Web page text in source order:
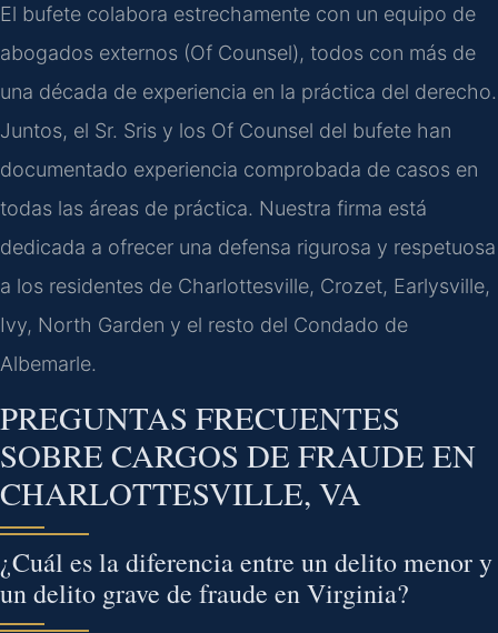
El bufete colabora estrechamente con un equipo de
abogados externos (Of Counsel), todos con más de
una década de experiencia en la práctica del derecho.
Juntos, el Sr. Sris y los Of Counsel del bufete han
documentado experiencia comprobada de casos en
todas las áreas de práctica. Nuestra firma está
dedicada a ofrecer una defensa rigurosa y respetuosa
a los residentes de Charlottesville, Crozet, Earlysville,
Ivy, North Garden y el resto del Condado de
Albemarle.
PREGUNTAS FRECUENTES
SOBRE CARGOS DE FRAUDE EN
CHARLOTTESVILLE, VA
¿Cuál es la diferencia entre un delito menor y
un delito grave de fraude en Virginia?